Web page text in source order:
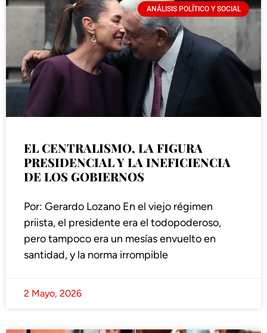
ANÁLISIS POLÍTICO Y SOCIAL
EL CENTRALISMO, LA FIGURA
PRESIDENCIAL Y LA INEFICIENCIA
DE LOS GOBIERNOS
Por: Gerardo Lozano En el viejo régimen
priista, el presidente era el todopoderoso,
pero tampoco era un mesías envuelto en
santidad, y la norma irrompible
2 Mayo, 2026